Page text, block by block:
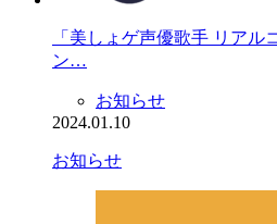
「美しょゲ声優歌手 リアル
ン…
お知らせ
2024.01.10
お知らせ